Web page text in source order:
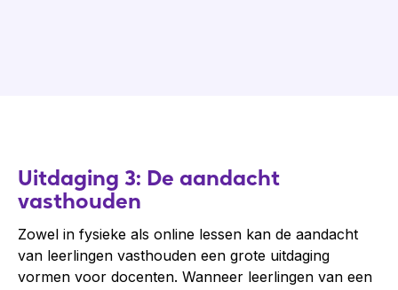
Uitdaging 3: De aandacht
vasthouden
Zowel in fysieke als online lessen kan de aandacht
van leerlingen vasthouden een grote uitdaging
vormen voor docenten. Wanneer leerlingen van een